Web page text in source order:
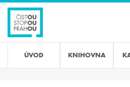
Přejít
hlavnímu
obsahu
ÚVOD KNIHOVNA